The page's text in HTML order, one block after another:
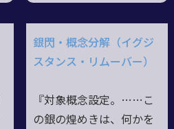
銀閃・概念分解（イグジ
スタンス・リムーバー）
『対象概念設定。……こ
の銀の煌めきは、何かを